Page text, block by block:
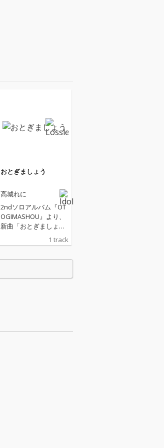
おとぎましょう
高城れに
2ndソロアルバム『OT
OGIMASHOU』より、
新曲「おとぎましょ
1 track